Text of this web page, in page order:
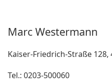
Marc Westermann
Kaiser-Friedrich-Straße
Tel.: 0203-500060